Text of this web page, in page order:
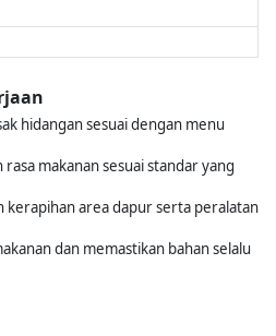
hidangan sesuai dengan menu
makanan sesuai standar yang
kerapihan area dapur serta peralatan
dan memastikan bahan selalu